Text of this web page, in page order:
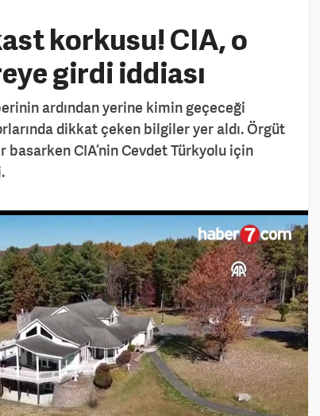
korkusu! CIA, o
girdi iddiası
ardından yerine kimin geçeceği
dikkat çeken bilgiler yer aldı. Örgüt
basarken CIA’nin Cevdet Türkyolu için